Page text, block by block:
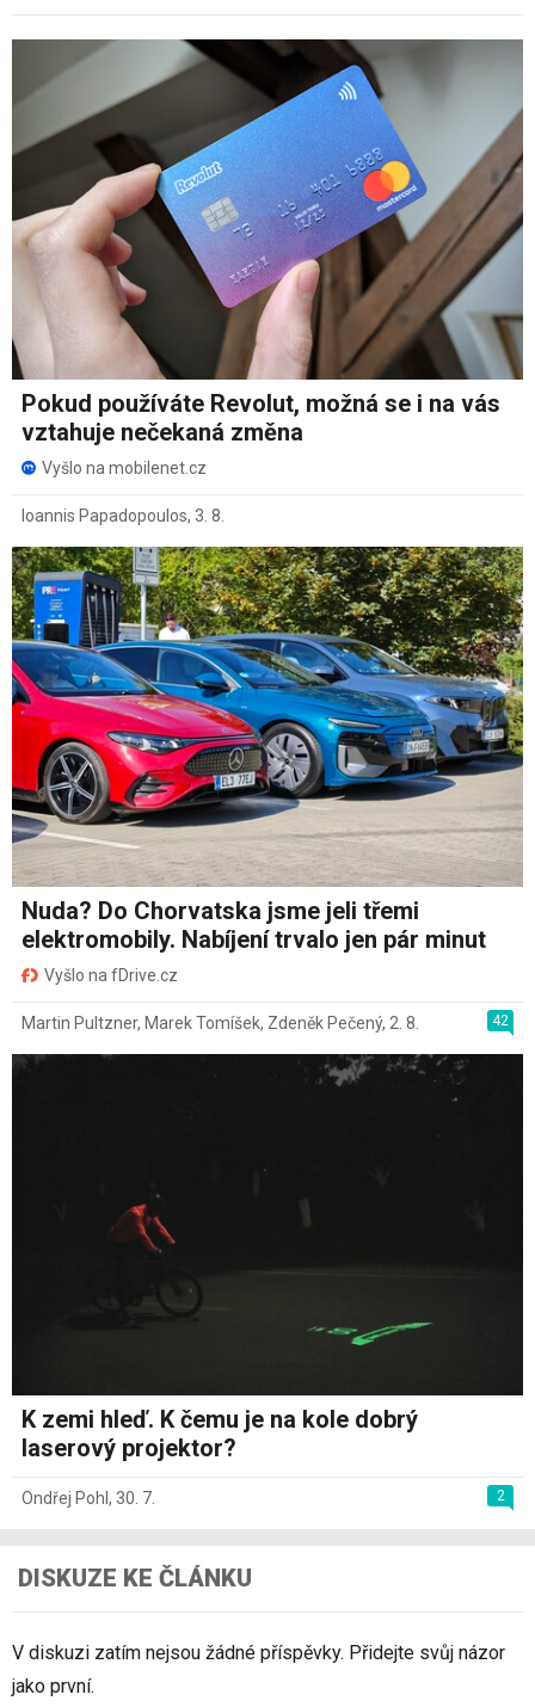
Pokud používáte Revolut, možná se i na vás
vztahuje nečekaná změna
Vyšlo na mobilenet.cz
Ioannis Papadopoulos, 3. 8.
Nuda? Do Chorvatska jsme jeli třemi
elektromobily. Nabíjení trvalo jen pár minut
Vyšlo na fDrive.cz
42
Martin Pultzner, Marek Tomíšek, Zdeněk Pečený, 2. 8.
K zemi hleď. K čemu je na kole dobrý
laserový projektor?
2
Ondřej Pohl, 30. 7.
DISKUZE KE ČLÁNKU
V diskuzi zatím nejsou žádné příspěvky. Přidejte svůj názor
jako první.